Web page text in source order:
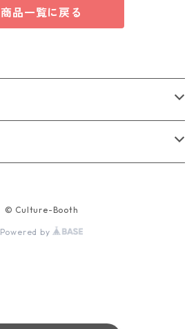
商品一覧に戻る
© Culture-Booth
Powered by